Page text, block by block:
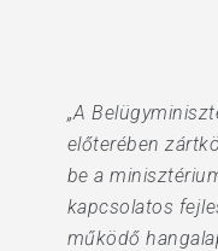
„A
előterében
be a
kapcsolatos
működő